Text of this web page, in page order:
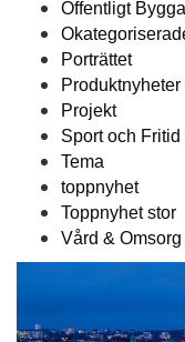
Offentligt
Porträttet
Produktnyheter
Projekt
Sport och Fritid
Tema
toppnyhet
Toppnyhet stor
Vård & Omsorg